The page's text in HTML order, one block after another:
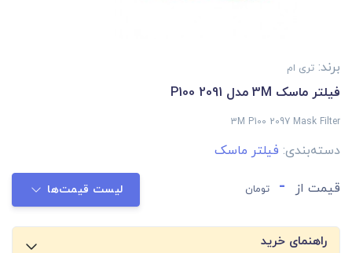
برند: تری ام
فیلتر ماسک 3M مدل P100 2091
3M P100 2097 Mask Filter
دسته‌بندی: فیلتر ماسک
قیمت از - تومان لیست قیمت‌ها
راهنمای خرید